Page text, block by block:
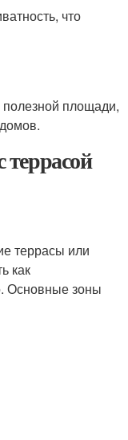
что
площади,
террасы или
как
Основные зоны